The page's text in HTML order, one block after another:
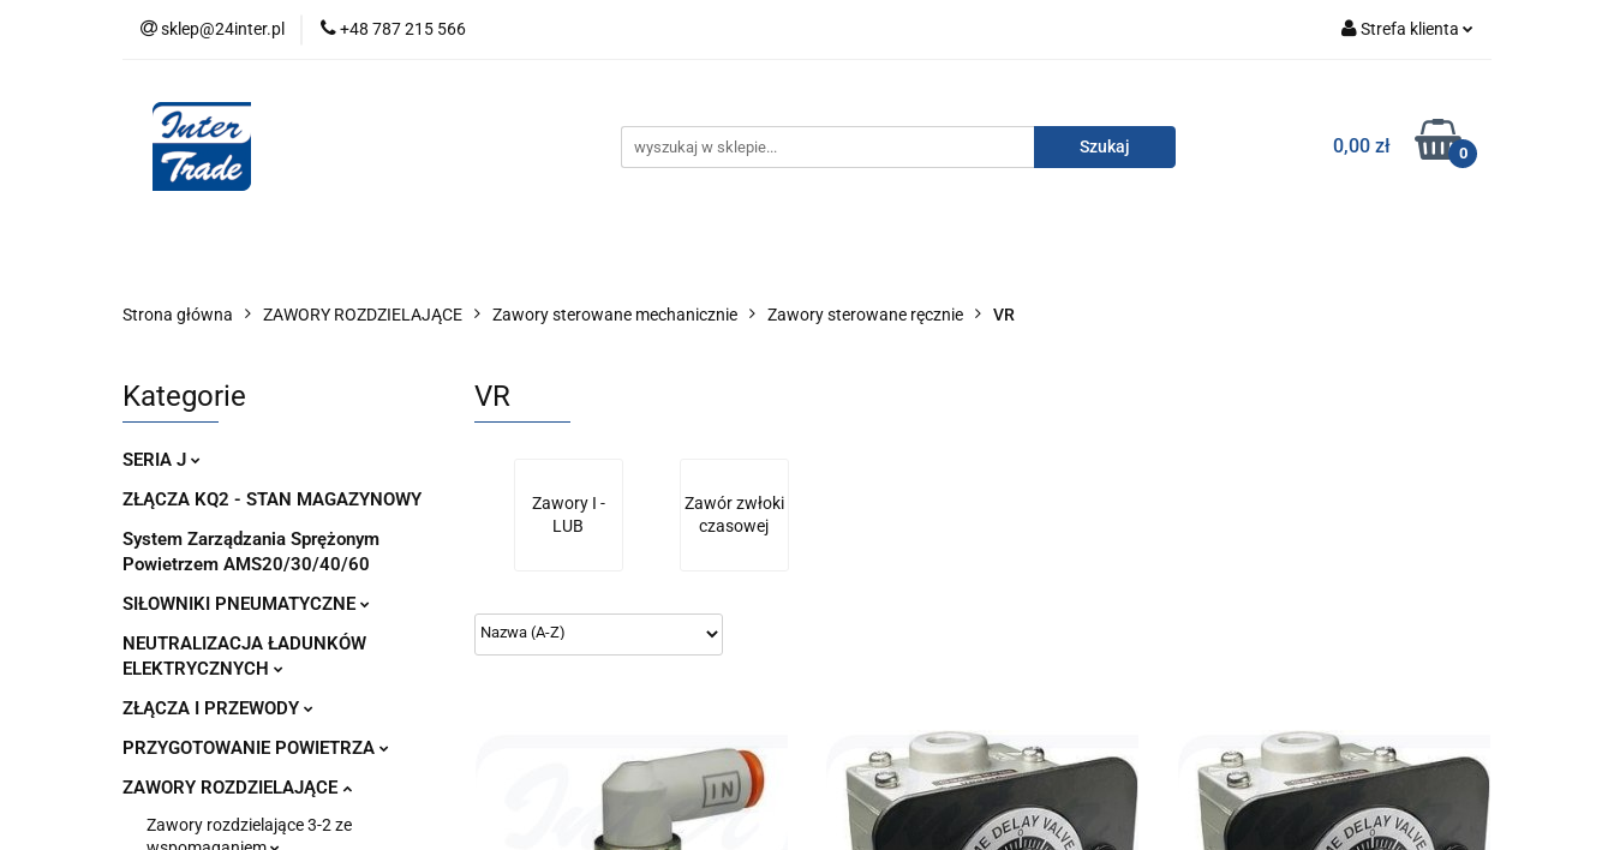
sklep@24inter.pl +48 787 215 566 Strefa klienta
Zarejestruj się
Dodaj zgłoszenie
0,00 zł 0
AUDYT SPRĘŻONEGO POWIETRZA SERIA J AUTORYZOWANY DYSTRYBUTOR SMC
AUDYT SPRĘŻONEGO POWIETRZA SERIA J AUTORYZOWANY DYSTRYBUTOR SMC
Strona główna ZAWORY ROZDZIELAJĄCE Zawory sterowane mechanicznie Zawory sterowane ręcznie VR
Kategorie
SERIA J
ZŁĄCZA KQ2 - STAN MAGAZYNOWY
System Zarządzania Sprężonym
Powietrzem AMS20/30/40/60
SIŁOWNIKI PNEUMATYCZNE
NEUTRALIZACJA ŁADUNKÓW
ELEKTRYCZNYCH
ZŁĄCZA I PRZEWODY
PRZYGOTOWANIE POWIETRZA
ZAWORY ROZDZIELAJĄCE
Zawory rozdzielające 3-2 ze
VR
Zawory I -
LUB
Zawór zwłoki
czasowej